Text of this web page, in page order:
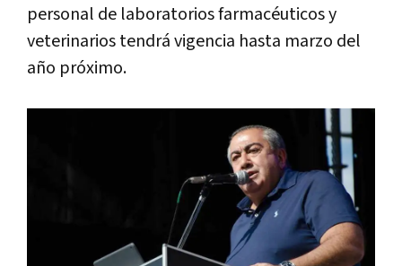
personal de laboratorios farmacéuticos y
veterinarios tendrá vigencia hasta marzo del
año próximo.